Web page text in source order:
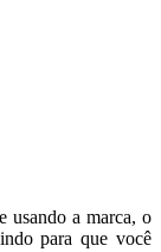
usando a marca, o
para que você